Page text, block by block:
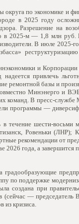
округа по экономике и
в 2025 году
Разрешение на
в 2025-м — 1,8 млн
В июле
и
привлечь
ремонтной базы и
Минэнерго и
команд. В пресс-
программы —
течение шести-восьми
Ровеньки (ЛНР);
рекомендации от
года, а завершится
по поддержке
создана при
(сейчас —
из кризиса.